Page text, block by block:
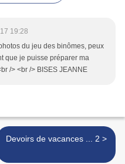
19:28
du jeu des binômes, peux
que je puisse préparer ma
/> <br /> BISES JEANNE
Devoirs de vacances ... 2 >